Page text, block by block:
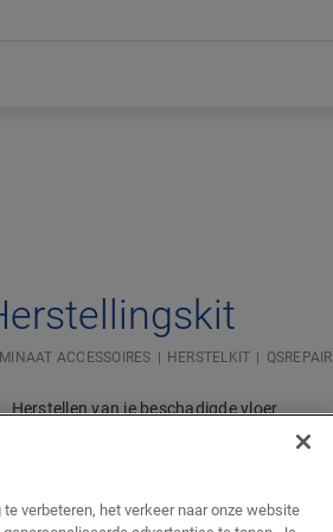
ACCESSOIRES HERSTELKIT QSREPAIR
Herstellen van je beschadigde vloer
€/Stuk(s)
(incl. btw)
verbeteren, het verkeer naar onze website